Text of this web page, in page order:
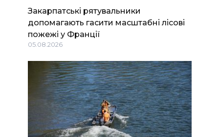
Закарпатські рятувальники
допомагають гасити масштабні лісові
пожежі у Франції
05.08.2026